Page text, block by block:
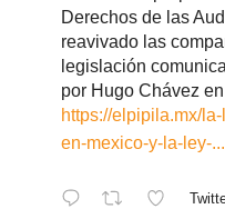
Derechos de las
reavivado las
legislación
por Hugo Chávez
https://elpipila.mx/
en-mexico-y-la-ley-...